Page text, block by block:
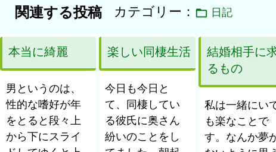
ー
シ
ョ
ン
関連する投稿 カテゴリー： 日記
本当に綺麗
男というのは、
性的な嗜好が年
をとると段々上
から下にスライ
楽しい同棲生活
今日も今日と
て、同棲してい
る彼氏に奥さん
紛いのことをし
結婚相手に
るもの
私は一緒にい
も楽なことで
す。なんか夢